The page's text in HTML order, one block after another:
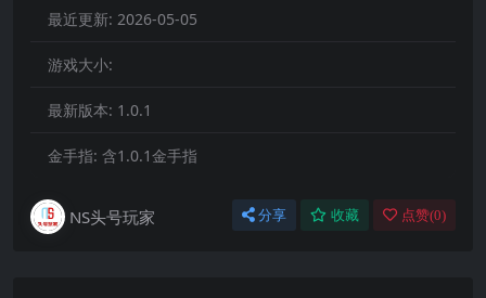
最近更新: 2026-05-05
游戏大小:
最新版本: 1.0.1
金手指: 含1.0.1金手指
NS头号玩家 分享 收藏 点赞(0)